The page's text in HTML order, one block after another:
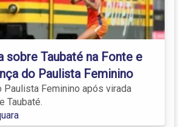
sobre Taubaté na Fonte e
do Paulista Feminino
Paulista Feminino após virada
Taubaté.